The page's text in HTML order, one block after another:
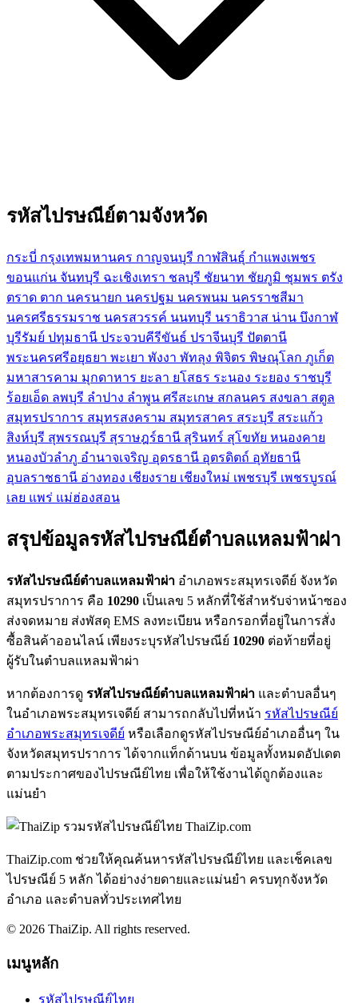
รหัสไปรษณีย์ตามจังหวัด
กระบี่ กรุงเทพมหานคร กาญจนบุรี กาฬสินธุ์ กำแพงเพชร
ขอนแก่น จันทบุรี ฉะเชิงเทรา ชลบุรี ชัยนาท ชัยภูมิ ชุมพร ตรัง
ตราด ตาก นครนายก นครปฐม นครพนม นครราชสีมา
นครศรีธรรมราช นครสวรรค์ นนทบุรี นราธิวาส น่าน บึงกาฬ
บุรีรัมย์ ปทุมธานี ประจวบคีรีขันธ์ ปราจีนบุรี ปัตตานี
พระนครศรีอยุธยา พะเยา พังงา พัทลุง พิจิตร พิษณุโลก ภูเก็ต
มหาสารคาม มุกดาหาร ยะลา ยโสธร ระนอง ระยอง ราชบุรี
ร้อยเอ็ด ลพบุรี ลำปาง ลำพูน ศรีสะเกษ สกลนคร สงขลา สตูล
สมุทรปราการ สมุทรสงคราม สมุทรสาคร สระบุรี สระแก้ว
สิงห์บุรี สุพรรณบุรี สุราษฎร์ธานี สุรินทร์ สุโขทัย หนองคาย
หนองบัวลำภู อำนาจเจริญ อุดรธานี อุตรดิตถ์ อุทัยธานี
อุบลราชธานี อ่างทอง เชียงราย เชียงใหม่ เพชรบุรี เพชรบูรณ์
เลย แพร่ แม่ฮ่องสอน
สรุปข้อมูลรหัสไปรษณีย์ตำบลแหลมฟ้าผ่า
รหัสไปรษณีย์ตำบลแหลมฟ้าผ่า อำเภอพระสมุทรเจดีย์ จังหวัด
สมุทรปราการ คือ 10290 เป็นเลข 5 หลักที่ใช้สำหรับจ่าหน้าซอง
ส่งจดหมาย ส่งพัสดุ EMS ลงทะเบียน หรือกรอกที่อยู่ในการสั่ง
ซื้อสินค้าออนไลน์ เพียงระบุรหัสไปรษณีย์ 10290 ต่อท้ายที่อยู่
ผู้รับในตำบลแหลมฟ้าผ่า
หากต้องการดู รหัสไปรษณีย์ตำบลแหลมฟ้าผ่า และตำบลอื่นๆ
ในอำเภอพระสมุทรเจดีย์ สามารถกลับไปที่หน้า รหัสไปรษณีย์
อำเภอพระสมุทรเจดีย์ หรือเลือกดูรหัสไปรษณีย์อำเภออื่นๆ ใน
จังหวัดสมุทรปราการ ได้จากแท็กด้านบน ข้อมูลทั้งหมดอัปเดต
ตามประกาศของไปรษณีย์ไทย เพื่อให้ใช้งานได้ถูกต้องและ
แม่นยำ
ThaiZip.com
ThaiZip.com ช่วยให้คุณค้นหารหัสไปรษณีย์ไทย และเช็คเลข
ไปรษณีย์ 5 หลัก ได้อย่างง่ายดายและแม่นยำ ครบทุกจังหวัด
อำเภอ และตำบลทั่วประเทศไทย
© 2026 ThaiZip. All rights reserved.
เมนูหลัก
รหัสไปรษณีย์ไทย